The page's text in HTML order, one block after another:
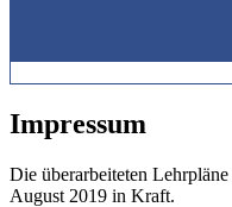
Impressum
Die überarbeiteten
August 2019 in Kraft.